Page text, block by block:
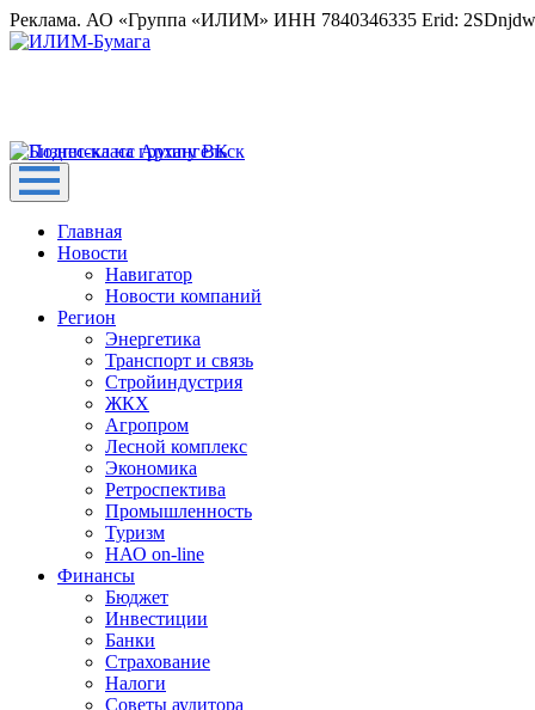
Реклама. АО «Группа «ИЛИМ» ИНН 7840346335 Erid:
Главная
Новости
Навигатор
Новости компаний
Регион
Энергетика
Транспорт и связь
Стройиндустрия
ЖКХ
Агропром
Лесной комплекс
Экономика
Ретроспектива
Промышленность
Туризм
НАО on-line
Финансы
Бюджет
Инвестиции
Банки
Страхование
Налоги
Советы аудитора